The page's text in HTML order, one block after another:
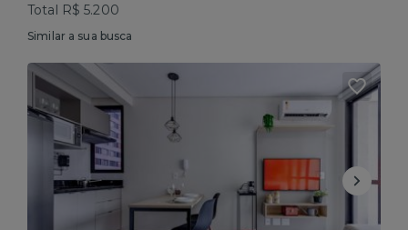
Total R$ 5.200
Similar a sua busca